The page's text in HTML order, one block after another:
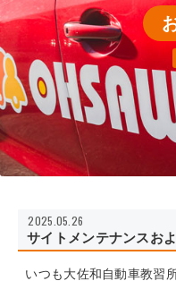
2025.05.26
サイトメンテナンスお
いつも大佐和自動車教習